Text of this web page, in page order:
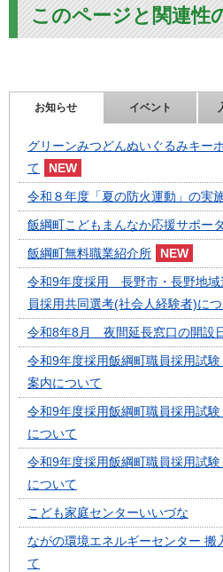
このページと関連性
お知らせ イベント
グリーンみつどんぬいぐるみキー
て
令和８年度「夏の防火運動」の実
飯綱町こどもまんなか応援サポー
飯綱町無料職業紹介所
令和9年度採用 長野市・長野地域
員採用共同選考(社会人経験者)に
令和8年8月 夜間延長窓口の開設
令和9年度採用飯綱町職員採用試
案内について
令和9年度採用飯綱町職員採用試
について
令和9年度採用飯綱町職員採用試
について
こども家庭センターいいづな
ながの環境エネルギーセンター 搬
て